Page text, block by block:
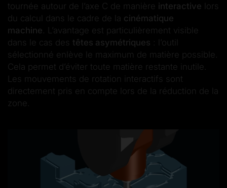
tournée autour de l’axe C de manière interactive lors
du calcul dans le cadre de la cinématique
machine
L’avantage est particulièrement visible
dans le cas des têtes asymétriques : l’outil
sélectionné enlève le maximum de matière possible.
Cela permet d’éviter toute matière restante inutile.
Les mouvements de rotation interactifs sont
directement pris en compte lors de la réduction de la
zone.